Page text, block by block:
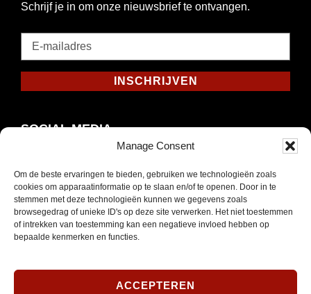
Manage Consent
Om de beste ervaringen te bieden, gebruiken we technologieën zoals
cookies om apparaatinformatie op te slaan en/of te openen. Door in te
stemmen met deze technologieën kunnen we gegevens zoals
browsegedrag of unieke ID's op deze site verwerken. Het niet toestemmen
of intrekken van toestemming kan een negatieve invloed hebben op
bepaalde kenmerken en functies.
ACCEPTEREN
Schrijf je in om onze nieuwsbrief te ontvangen.
mailadres
Verplicht
INSCHRIJVEN
SOCIAL MEDIA
Opent
in
nieuw
Instagram